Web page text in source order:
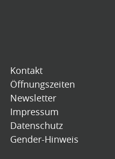
Kontakt
Öffnungszeiten
Newsletter
Impressum
Datenschutz
Gender-Hinweis